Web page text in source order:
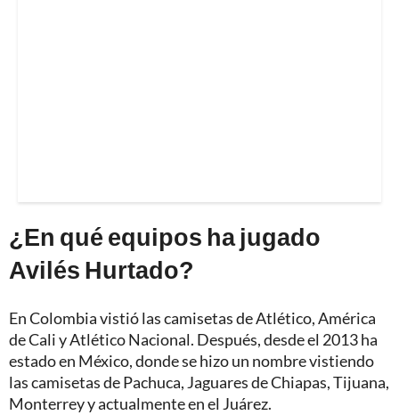
¿En qué equipos ha jugado
Avilés Hurtado?
En Colombia vistió las camisetas de Atlético, América
de Cali y Atlético Nacional. Después, desde el 2013 ha
estado en México, donde se hizo un nombre vistiendo
las camisetas de Pachuca, Jaguares de Chiapas, Tijuana,
Monterrey y actualmente en el Juárez.